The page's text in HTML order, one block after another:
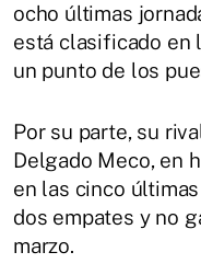
ocho últimas
está clasificado en
un punto de los
Por su parte, su
Delgado Meco, en
en las cinco
dos empates y no
marzo.